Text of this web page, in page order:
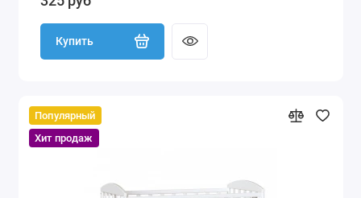
Купить
Популярный
Хит продаж